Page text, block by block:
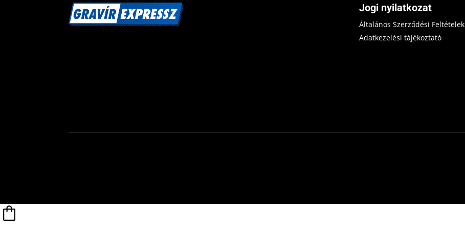
Jogi nyilatkozat
Általános Szerződési Feltételek
Adatkezelési tájékoztató